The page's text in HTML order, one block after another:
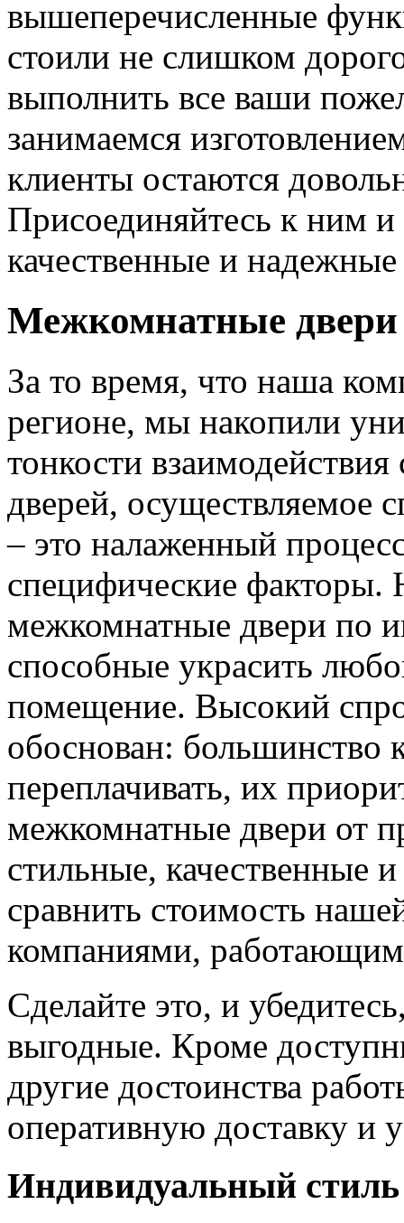
вышеперечисленные
стоили не слишком
выполнить все ваши
занимаемся
клиенты остаются
Присоединяйтесь к ним
качественные и
Межкомнатные двери
За то время, что наша
регионе, мы накопили
тонкости
дверей, осуществляемое
– это налаженный
специфические
межкомнатные двери по
способные украсить
помещение. Высокий
обоснован: большинство
переплачивать, их
межкомнатные двери от
стильные, качественные
сравнить стоимость
компаниями,
Сделайте это, и
выгодные. Кроме
другие достоинства
оперативную доставку и
Индивидуальный стиль